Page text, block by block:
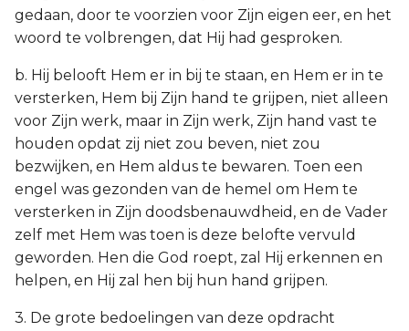
gedaan, door te voorzien voor Zijn eigen eer, en het
woord te volbrengen, dat Hij had gesproken.
b. Hij belooft Hem er in bij te staan, en Hem er in te
versterken, Hem bij Zijn hand te grijpen, niet alleen
voor Zijn werk, maar in Zijn werk, Zijn hand vast te
houden opdat zij niet zou beven, niet zou
bezwijken, en Hem aldus te bewaren. Toen een
engel was gezonden van de hemel om Hem te
versterken in Zijn doodsbenauwdheid, en de Vader
zelf met Hem was toen is deze belofte vervuld
geworden. Hen die God roept, zal Hij erkennen en
helpen, en Hij zal hen bij hun hand grijpen.
3. De grote bedoelingen van deze opdracht